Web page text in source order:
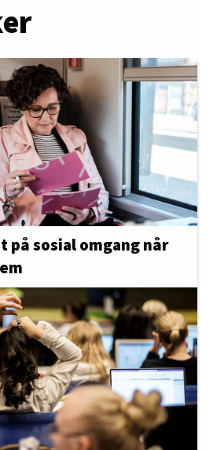
på sosial omgang når